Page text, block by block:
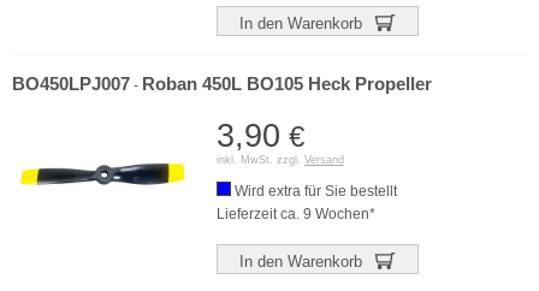
In den Warenkorb
BO450LPJ007 - Roban 450L BO105 Heck Propeller
3,90 €
inkl. MwSt. zzgl. Versand
Wird extra für Sie bestellt
Lieferzeit ca. 9 Wochen*
In den Warenkorb